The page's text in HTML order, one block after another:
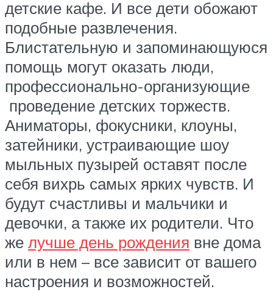
детские кафе. И все дети обожают
подобные развлечения.
Блистательную и запоминающуюся
помощь могут оказать люди,
профессионально-организующие
проведение детских торжеств.
Аниматоры, фокусники, клоуны,
затейники, устраивающие шоу
мыльных пузырей оставят после
себя вихрь самых ярких чувств. И
будут счастливы и мальчики и
девочки, а также их родители. Что
же лучше день рождения вне дома
или в нем – все зависит от вашего
настроения и возможностей.